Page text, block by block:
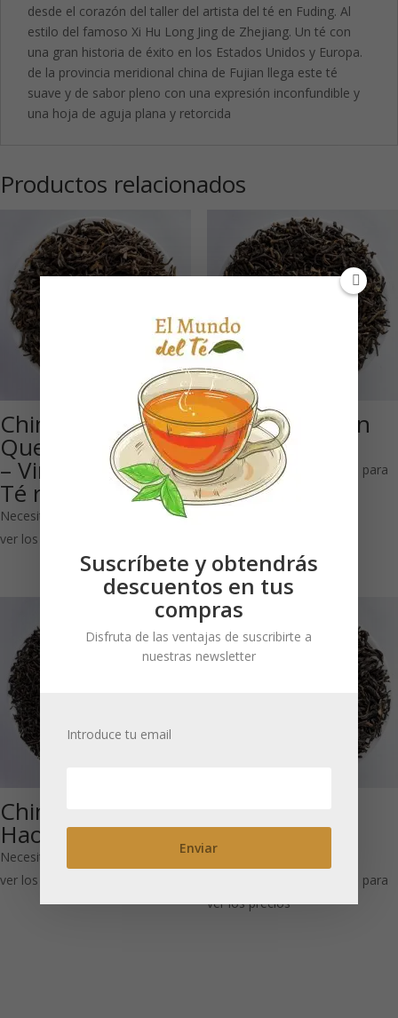
desde el corazón del taller del artista del té en Fuding. Al
estilo del famoso Xi Hu Long Jing de Zhejiang. Un té con
una gran historia de éxito en los Estados Unidos y Europa.
de la provincia meridional china de Fujian llega este té
suave y de sabor pleno con una expresión inconfundible y
una hoja de aguja plana y retorcida
Productos relacionados
China Yunnan
Queen of Pu-Erh
– Vintage – shu:
Té rojo
Necesitas estar registrado para
ver los precios
Golden Yunnan
Bio: Té negro
Necesitas estar registrado para
ver los precios
China Keemun
Hao Ya A
Necesitas estar registrado para
ver los precios
Feng Bio: Té
negro
Necesitas estar registrado para
ver los precios
Suscríbete y obtendrás
descuentos en tus
compras
Disfruta de las ventajas de suscribirte a
nuestras newsletter
Introduce tu email